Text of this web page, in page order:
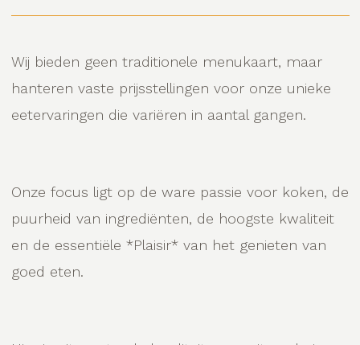
Wij bieden geen traditionele menukaart, maar
hanteren vaste prijsstellingen voor onze unieke
eetervaringen die variëren in aantal gangen.
Onze focus ligt op de ware passie voor koken, de
puurheid van ingrediënten, de hoogste kwaliteit
en de essentiële *Plaisir* van het genieten van
goed eten.